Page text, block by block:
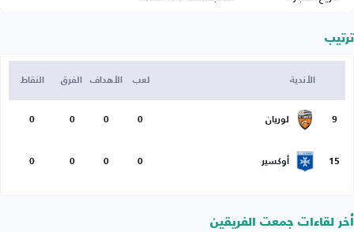
ترتيب
الأندية لعب الأهداف الفرق النقاط
9 لوريان 0
0
0
0
15 أوكسير 0
0
0
0
أخر لقاءات جمعت الفريقين